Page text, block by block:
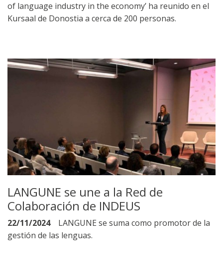
of language industry in the economy’ ha reunido en el
Kursaal de Donostia a cerca de 200 personas.
LANGUNE se une a la Red de
Colaboración de INDEUS
22/11/2024
LANGUNE se suma como promotor de la
gestión de las lenguas.